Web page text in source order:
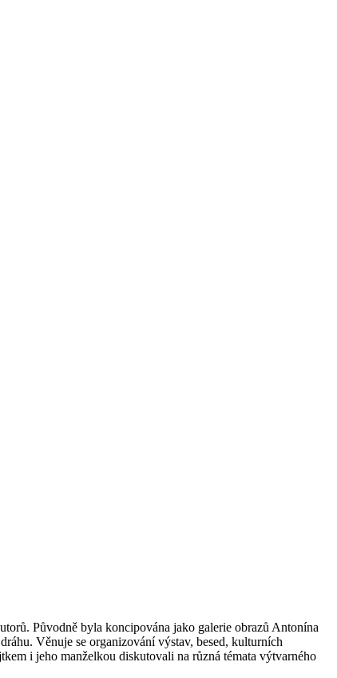
Původně byla koncipována jako galerie obrazů Antonína
Věnuje se organizování výstav, besed, kulturních
i jeho manželkou diskutovali na různá témata výtvarného